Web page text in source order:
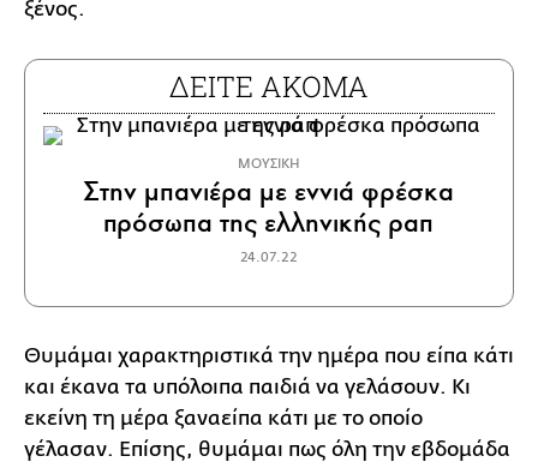
ξένος.
ΔΕΙΤΕ ΑΚΟΜΑ
ΜΟΥΣΙΚΗ
Στην μπανιέρα με εννιά φρέσκα
πρόσωπα της ελληνικής ραπ
24.07.22
Θυμάμαι χαρακτηριστικά την ημέρα που είπα κάτι
και έκανα τα υπόλοιπα παιδιά να γελάσουν. Κι
εκείνη τη μέρα ξαναείπα κάτι με το οποίο
γέλασαν. Επίσης, θυμάμαι πως όλη την εβδομάδα